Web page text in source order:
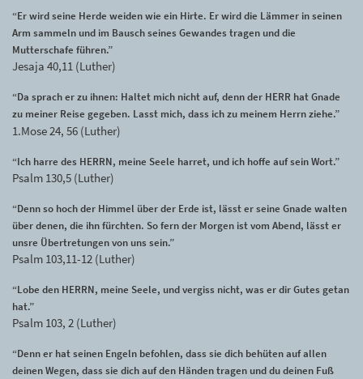
“Er wird seine Herde weiden wie ein Hirte. Er wird die Lämmer in seinen
Arm sammeln und im Bausch seines Gewandes tragen und die
Mutterschafe führen.”
Jesaja 40,11 (Luther)
“Da sprach er zu ihnen: Haltet mich nicht auf, denn der HERR hat Gnade
zu meiner Reise gegeben. Lasst mich, dass ich zu meinem Herrn ziehe.”
1.Mose 24, 56 (Luther)
“Ich harre des HERRN, meine Seele harret, und ich hoffe auf sein Wort.”
Psalm 130,5 (Luther)
“Denn so hoch der Himmel über der Erde ist, lässt er seine Gnade walten
über denen, die ihn fürchten. So fern der Morgen ist vom Abend, lässt er
unsre Übertretungen von uns sein.”
Psalm 103,11-12 (Luther)
“Lobe den HERRN, meine Seele, und vergiss nicht, was er dir Gutes getan
hat.”
Psalm 103, 2 (Luther)
“Denn er hat seinen Engeln befohlen, dass sie dich behüten auf allen
deinen Wegen, dass sie dich auf den Händen tragen und du deinen Fuß